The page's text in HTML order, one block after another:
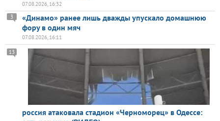
07.08.2026, 16:32
«Динамо» ранее лишь дважды упускало домашнюю
фору в один мяч
3
07.08.2026, 16:11
россия атаковала стадион «Черноморец» в Одессе:
13